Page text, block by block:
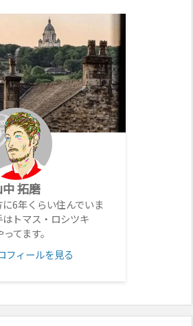
中 拓磨
6年くらい住んでいま
トマス・ロシツキ
てます。
フィールを見る